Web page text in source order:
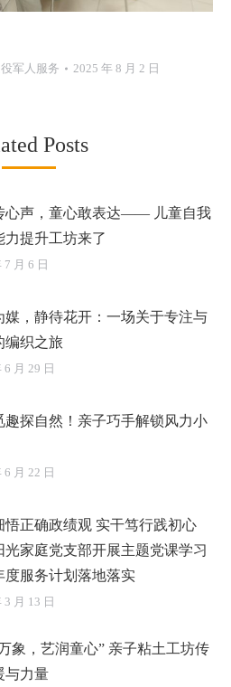
军人服务 2025 年 8 月 2 日
Posts
心声，童心敢表达—— 儿童自我
力提升工坊来了
7 月 6 日
媒，静待花开：一场关于专注与
编织之旅
6 月 29 日
趣探自然！亲子巧手解锁风力小
6 月 22 日
悟正确政绩观 实干笃行践初心
家庭党支部开展主题党课学习
度服务计划落地落实
3 月 13 日
象，艺润童心” 亲子粘土工坊传
与力量